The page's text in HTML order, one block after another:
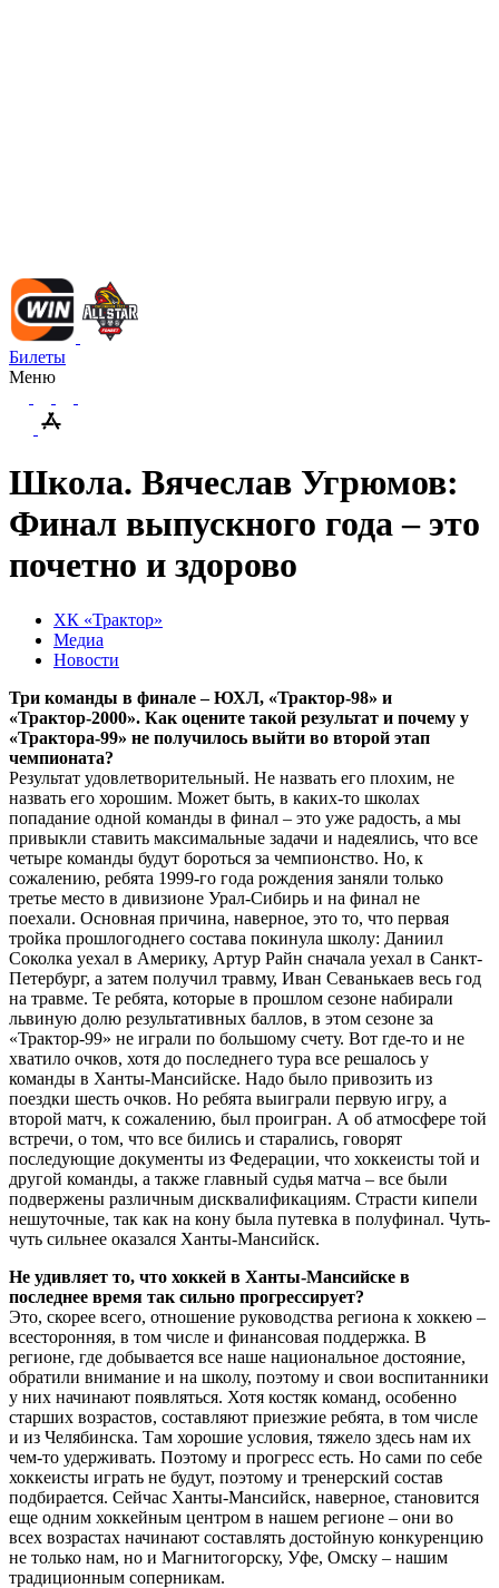
Билеты
Меню
Школа. Вячеслав Угрюмов:
Финал выпускного года – это
почетно и здорово
ХК «Трактор»
Медиа
Новости
Три команды в финале – ЮХЛ, «Трактор-98» и
«Трактор-2000». Как оцените такой результат и почему у
«Трактора-99» не получилось выйти во второй этап
чемпионата?
Результат удовлетворительный. Не назвать его плохим, не
назвать его хорошим. Может быть, в каких-то школах
попадание одной команды в финал – это уже радость, а мы
привыкли ставить максимальные задачи и надеялись, что все
четыре команды будут бороться за чемпионство. Но, к
сожалению, ребята 1999-го года рождения заняли только
третье место в дивизионе Урал-Сибирь и на финал не
поехали. Основная причина, наверное, это то, что первая
тройка прошлогоднего состава покинула школу: Даниил
Соколка уехал в Америку, Артур Райн сначала уехал в Санкт-
Петербург, а затем получил травму, Иван Севанькаев весь год
на травме. Те ребята, которые в прошлом сезоне набирали
львиную долю результативных баллов, в этом сезоне за
«Трактор-99» не играли по большому счету. Вот где-то и не
хватило очков, хотя до последнего тура все решалось у
команды в Ханты-Мансийске. Надо было привозить из
поездки шесть очков. Но ребята выиграли первую игру, а
второй матч, к сожалению, был проигран. А об атмосфере той
встречи, о том, что все бились и старались, говорят
последующие документы из Федерации, что хоккеисты той и
другой команды, а также главный судья матча – все были
подвержены различным дисквалификациям. Страсти кипели
нешуточные, так как на кону была путевка в полуфинал. Чуть-
чуть сильнее оказался Ханты-Мансийск.
Не удивляет то, что хоккей в Ханты-Мансийске в
последнее время так сильно прогрессирует?
Это, скорее всего, отношение руководства региона к хоккею –
всесторонняя, в том числе и финансовая поддержка. В
регионе, где добывается все наше национальное достояние,
обратили внимание и на школу, поэтому и свои воспитанники
у них начинают появляться. Хотя костяк команд, особенно
старших возрастов, составляют приезжие ребята, в том числе
и из Челябинска. Там хорошие условия, тяжело здесь нам их
чем-то удерживать. Поэтому и прогресс есть. Но сами по себе
хоккеисты играть не будут, поэтому и тренерский состав
подбирается. Сейчас Ханты-Мансийск, наверное, становится
еще одним хоккейным центром в нашем регионе – они во
всех возрастах начинают составлять достойную конкуренцию
не только нам, но и Магнитогорску, Уфе, Омску – нашим
традиционным соперникам.